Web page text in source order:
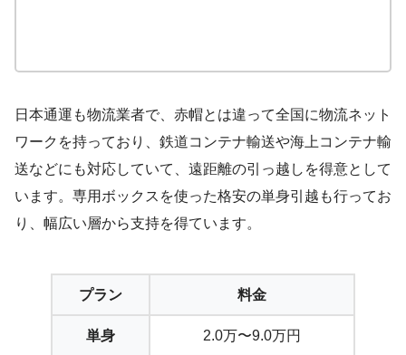
日本通運も物流業者で、赤帽とは違って全国に物流ネット
ワークを持っており、鉄道コンテナ輸送や海上コンテナ輸
送などにも対応していて、遠距離の引っ越しを得意として
います。専用ボックスを使った格安の単身引越も行ってお
り、幅広い層から支持を得ています。
プラン 料金
単身 2.0万〜9.0万円